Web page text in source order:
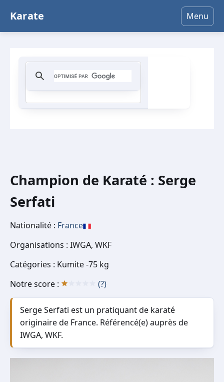
Karate Menu
Champion de Karaté : Serge
Serfati
Nationalité : France
Organisations : IWGA, WKF
Catégories : Kumite -75 kg
Notre score :
(?)
Serge Serfati est un pratiquant de karaté
originaire de France. Référencé(e) auprès de
IWGA, WKF.